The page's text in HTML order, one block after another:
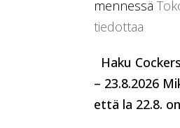
mennessä
tiedottaa
Haku
– 23.8.2026
että la 22.8.